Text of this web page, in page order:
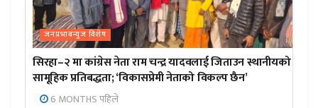
जनप्रभाबन्युज विशेष
सिरहा–२ मा कांग्रेस नेता राम चन्द्र यादवलाई जिताउन स्थानीयको
सामूहिक प्रतिबद्धता; ‘विकासप्रेमी नेताको विकल्प छैन’
6 MONTHS पहिले